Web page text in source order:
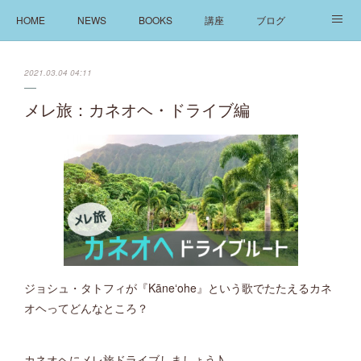
HOME NEWS BOOKS 講座 ブログ
2021.03.04 04:11
メレ旅：カネオヘ・ドライブ編
ジョシュ・タトフィが『Kāneʻohe』という歌でたたえるカネ
オヘってどんなところ？